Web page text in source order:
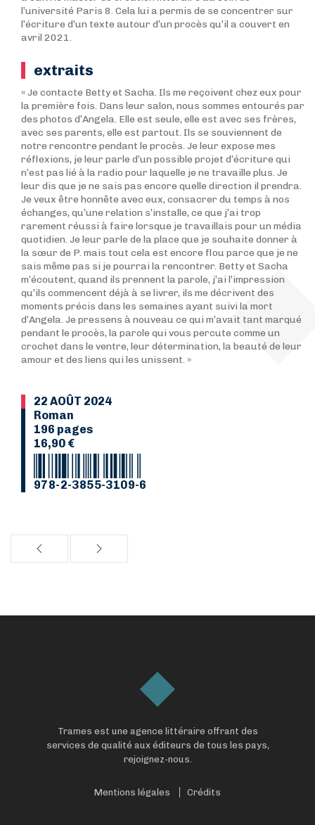
l’université Paris 8. Cela lui a permis de se concentrer sur
l’écriture d’un texte autour d’un procès qu’il a couvert en
avril 2021.
extraits
« Je contacte Betty et Sacha. Ils me reçoivent chez eux pour
la première fois. Dans leur salon, nous sommes entourés par
des photos d’Angela. Elle est seule, elle est avec ses frères,
avec ses parents, elle est partout. Ils se souviennent de
notre rencontre pendant le procès. Je leur expose mes
réflexions, je leur parle d’un possible projet d’écriture qui
n’est pas lié à la radio pour laquelle je ne travaille plus. Je
leur dis que je ne sais pas encore quelle direction il prendra.
Je veux être honnête avec eux, consacrer du temps à nos
échanges, qu’une relation s’installe, ce que j’ai trop
rarement réussi à faire lorsque je travaillais pour un média
quotidien. Je leur parle de la place que je souhaite donner à
la sœur de P. mais tout cela est encore flou parce que je ne
sais même pas si je pourrai la rencontrer. Betty et Sacha
m’écoutent, quand ils prennent la parole, j’ai l’impression
qu’ils commencent déjà à se livrer, ils me décrivent des
moments précis dans les semaines ayant suivi la mort
d’Angela. Je pressens à nouveau ce qui m’avait tant marqué
pendant le procès, la parole qui vous percute comme un
crochet dans le ventre, leur détermination, la beauté de leur
amour et des liens qui les unissent. »
22 AOÛT 2024
Roman
196 pages
16,90 €
978-2-3855-3109-6
Trames est une agence littéraire offrant des
services de qualité aux éditeurs de tous les pays,
rejoignez-nous.
Mentions légales Crédits